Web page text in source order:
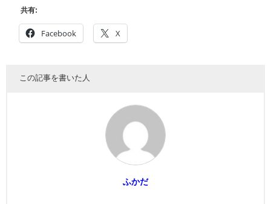
共有:
Facebook X
この記事を書いた人
ふかだ